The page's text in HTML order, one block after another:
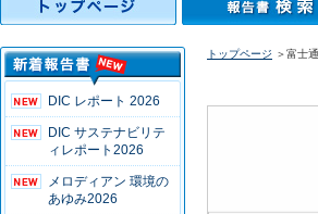
DIC レポート 2026
DIC サステナビリテ
ィレポート2026
メロディアン 環境の
あゆみ2026
トップページ ＞富士